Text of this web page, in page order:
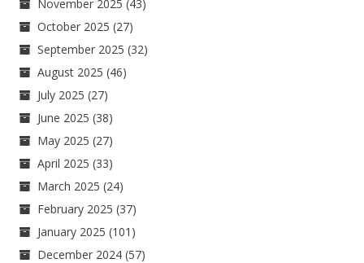
November 2025 (43)
October 2025 (27)
September 2025 (32)
August 2025 (46)
July 2025 (27)
June 2025 (38)
May 2025 (27)
April 2025 (33)
March 2025 (24)
February 2025 (37)
January 2025 (101)
December 2024 (57)